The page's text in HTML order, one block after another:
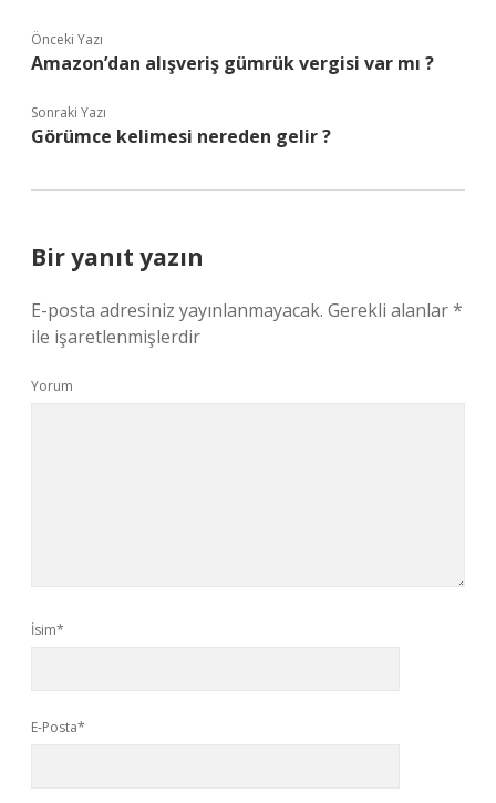
Önceki Yazı
Amazon’dan alışveriş gümrük vergisi var mı ?
Sonraki Yazı
Görümce kelimesi nereden gelir ?
Bir yanıt yazın
E-posta adresiniz yayınlanmayacak. Gerekli alanlar*
ile işaretlenmişlerdir
Yorum
İsim*
E-Posta*